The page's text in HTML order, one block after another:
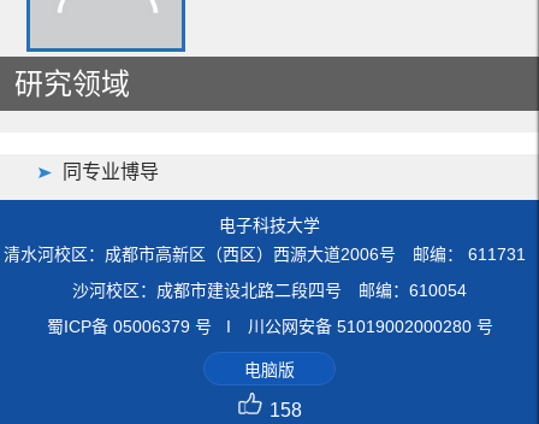
研究领域
同专业博导
电子科技大学
清水河校区：成都市高新区（西区）西源大道2006号 邮编： 611731
沙河校区：成都市建设北路二段四号 邮编：610054
蜀ICP备 05006379 号 I 川公网安备 51019002000280 号
电脑版
158